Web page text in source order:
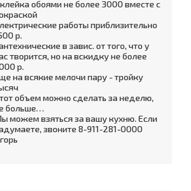
обоями не более 3000 вместе с
работы приблизительно
р.
в завис. от того, что у
творится, но на вскидку не более
р.
на всякие мелочи пару - тройку
объем можно сделать за неделю,
больше…
можем взяться за вашу кухню. Если
звоните 8-911-281-0000